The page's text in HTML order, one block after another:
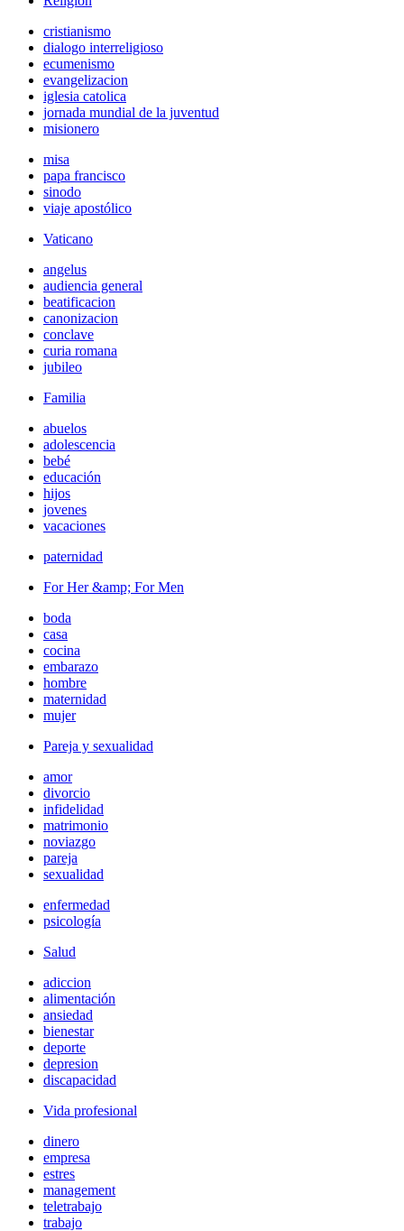
cristianismo
dialogo interreligioso
ecumenismo
evangelizacion
iglesia catolica
jornada mundial de la juventud
misionero
misa
papa francisco
sinodo
viaje apostólico
Vaticano
angelus
audiencia general
beatificacion
canonizacion
conclave
curia romana
jubileo
Familia
abuelos
adolescencia
bebé
educación
hijos
jovenes
vacaciones
paternidad
For Her &amp; For Men
boda
casa
cocina
embarazo
hombre
maternidad
mujer
Pareja y sexualidad
amor
divorcio
infidelidad
matrimonio
noviazgo
pareja
sexualidad
enfermedad
psicología
Salud
adiccion
alimentación
ansiedad
bienestar
deporte
depresion
discapacidad
Vida profesional
dinero
empresa
estres
management
teletrabajo
trabajo